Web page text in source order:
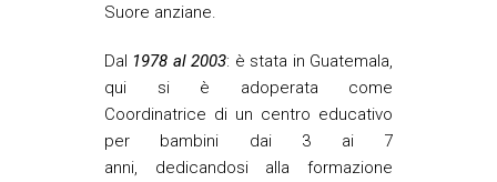
Suore anziane.
Dal 1978 al 2003: è stata in Guatemala,
qui si è adoperata come
Coordinatrice di un centro educativo
per bambini dai 3 ai 7
anni, dedicandosi alla formazione